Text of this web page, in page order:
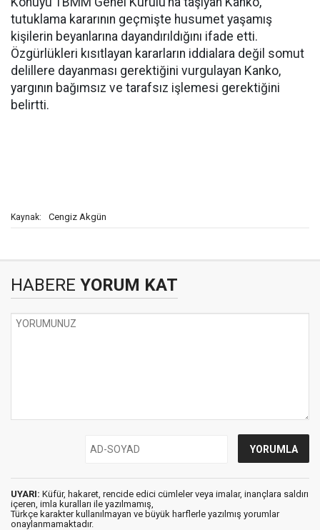
tutuklama kararının geçmişte husumet yaşamış
kişilerin beyanlarına dayandırıldığını ifade etti.
Özgürlükleri kısıtlayan kararların iddialara değil somut
delillere dayanması gerektiğini vurgulayan Kanko,
yargının bağımsız ve tarafsız işlemesi gerektiğini
belirtti.
Kaynak: Cengiz Akgün
HABERE YORUM KAT
UYARI: Küfür, hakaret, rencide edici cümleler veya imalar, inançlara saldırı
içeren, imla kuralları ile yazılmamış,
Türkçe karakter kullanılmayan ve büyük harflerle yazılmış yorumlar
onaylanmamaktadır.